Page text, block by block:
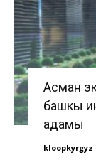
Асман
башкы
адамы
kloopkyrgyz